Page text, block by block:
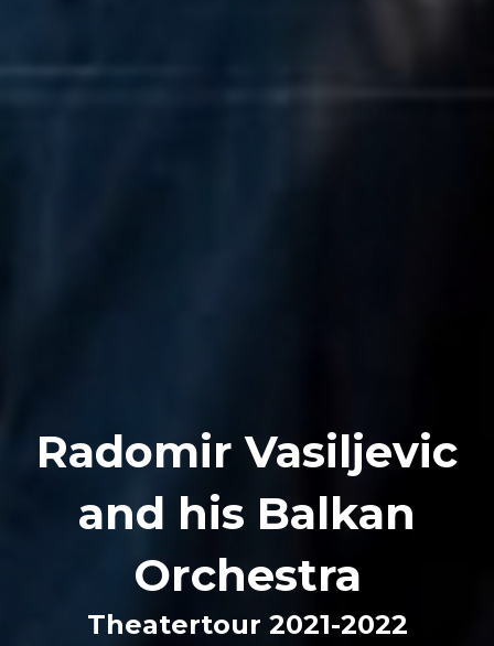
Radomir Vasiljevic
and his Balkan
Orchestra
Theatertour 2021-2022